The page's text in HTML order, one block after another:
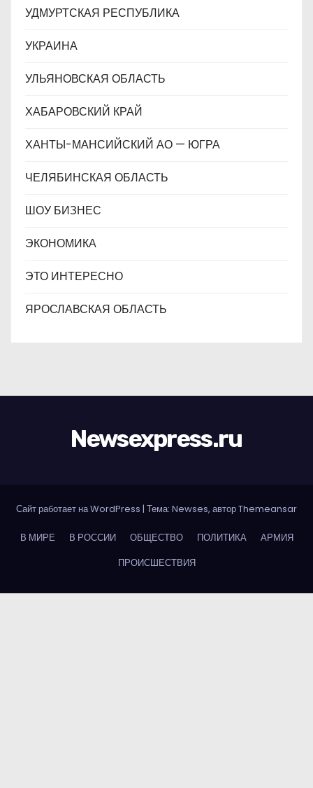
УДМУРТСКАЯ РЕСПУБЛИКА
УКРАИНА
УЛЬЯНОВСКАЯ ОБЛАСТЬ
ХАБАРОВСКИЙ КРАЙ
ХАНТЫ-МАНСИЙСКИЙ АО — ЮГРА
ЧЕЛЯБИНСКАЯ ОБЛАСТЬ
ШОУ БИЗНЕС
ЭКОНОМИКА
ЭТО ИНТЕРЕСНО
ЯРОСЛАВСКАЯ ОБЛАСТЬ
Newsexpress.ru
Сайт работает на WordPress | Тема: Newses, авторThemeansar
В МИРЕ В РОССИИ ОБЩЕСТВО ПОЛИТИКА
АРМИЯ
ПРОИСШЕСТВИЯ